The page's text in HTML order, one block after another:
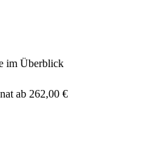
im Überblick
ab 262,00 €